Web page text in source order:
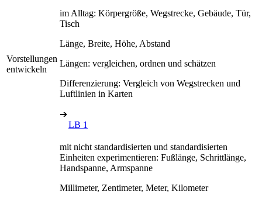
Vorstellungen
entwickeln
im Alltag: Körpergröße, Wegstrecke, Gebäude, Tür,
Tisch
Länge, Breite, Höhe, Abstand
Längen: vergleichen, ordnen und schätzen
Differenzierung: Vergleich von Wegstrecken und
Luftlinien in Karten
➔
LB 1
mit nicht standardisierten und standardisierten
Einheiten experimentieren: Fußlänge, Schrittlänge,
Handspanne, Armspanne
Millimeter, Zentimeter, Meter, Kilometer